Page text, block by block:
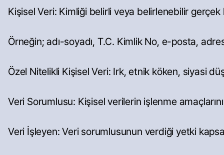
Kişisel Veri: Kimliği belirli veya belirlenebilir
Örneğin; adı-soyadı, T.C. Kimlik No, e-posta,
Özel Nitelikli Kişisel Veri: Irk, etnik köken, siyasi
Veri Sorumlusu: Kişisel verilerin işlenme
Veri İşleyen: Veri sorumlusunun verdiği yetki